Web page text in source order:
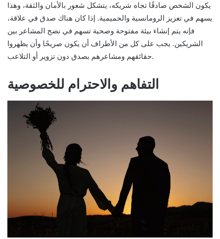
يكون الشخص صادقًا تجاه شريكه، يتشكل شعور بالأمان والثقة، وهذا
يسهم في تعزيز الرومانسية والحميمية. إذا كان هناك صدق في علاقة،
فإنه يتم إنشاء بيئة مفتوحة وصحية تسهم في نضج المشاعر بين
الشريكين. يجب على كل من الأطراف أن يكون صريحًا وأن يظهروا
حقائقهم ومشاعرهم بصدق دون تزوير أو التلاعب.
التفاهم والاحترام للخصوصية